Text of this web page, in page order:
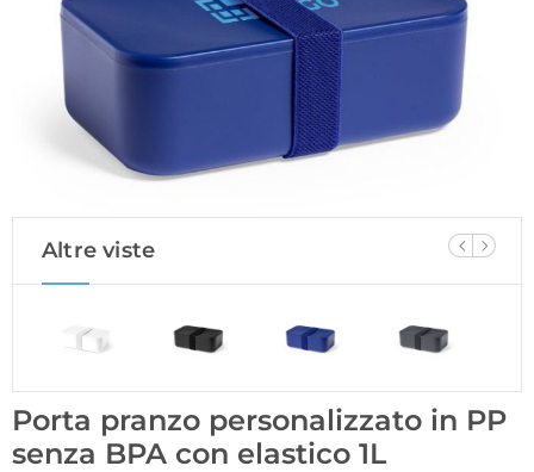
Altre viste
Porta pranzo personalizzato in PP
senza BPA con elastico 1L